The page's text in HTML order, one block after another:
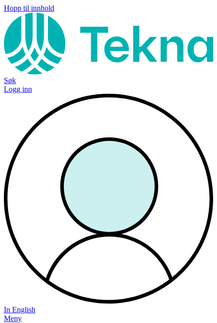
Hopp til innhold
Søk
Logg inn
In English
Meny